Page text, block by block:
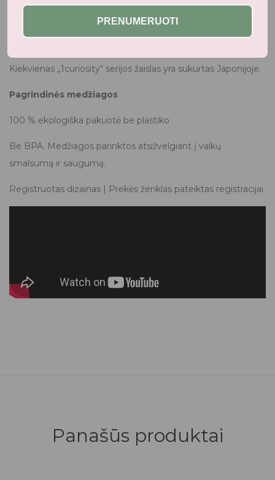
būdų žaisti, galimybių eksperimentuoti ir atrasti.
Kiekvienas „1curiosity“ serijos žaislas yra sukurtas Japonijoje.
Pagrindinės medžiagos
100 % ekologiška pakuotė be plastiko
Be BPA. Medžiagos parinktos atsižvelgiant į vaikų
smalsumą ir saugumą.
Registruotas dizainas | Prekės ženklas pateiktas registracijai
Panašūs produktai
PRENUMERUOTI